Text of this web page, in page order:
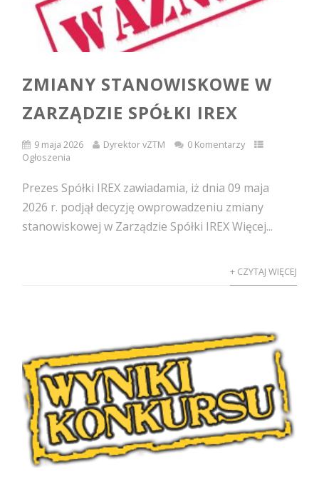
ZMIANY STANOWISKOWE W
ZARZĄDZIE SPÓŁKI IREX
9 maja 2026 Dyrektor vZTM
0 Komentarzy
Ogłoszenia
Prezes Spółki IREX zawiadamia, iż dnia 09 maja
2026 r. podjął decyzję owprowadzeniu zmiany
stanowiskowej w Zarządzie Spółki IREX Więcej...
+ CZYTAJ WIĘCEJ